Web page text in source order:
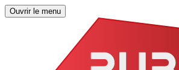
Ouvrir le menu